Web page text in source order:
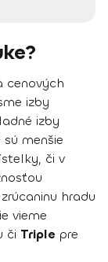
cenových
izby
izby
menšie
či v
hradu
vieme
či Triple pre